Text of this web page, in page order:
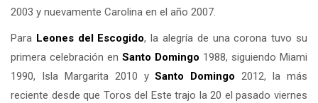
2003 y nuevamente Carolina en el año 2007.
Para Leones del Escogido, la alegría de una corona tuvo su
primera celebración en Santo Domingo 1988, siguiendo Miami
1990, Isla Margarita 2010 ySanto Domingo 2012, la más
reciente desde que Toros del Este trajo la 20 el pasado viernes